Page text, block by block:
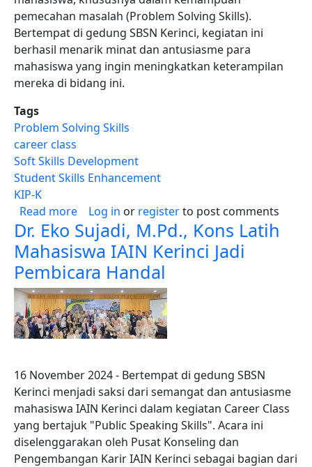
pemecahan masalah (Problem Solving Skills).
Bertempat di gedung SBSN Kerinci, kegiatan ini
berhasil menarik minat dan antusiasme para
mahasiswa yang ingin meningkatkan keterampilan
mereka di bidang ini.
Tags
Problem Solving Skills
career class
Soft Skills Development
Student Skills Enhancement
KIP-K
Read moreabout Asah Otak, Cerahkan Masa Depan!
Log in or registerto post comments
Dr. Eko Sujadi, M.Pd., Kons Latih
Mahasiswa IAIN Kerinci Jadi
Pembicara Handal
16 November 2024 - Bertempat di gedung SBSN
Kerinci menjadi saksi dari semangat dan antusiasme
mahasiswa IAIN Kerinci dalam kegiatan Career Class
yang bertajuk "Public Speaking Skills". Acara ini
diselenggarakan oleh Pusat Konseling dan
Pengembangan Karir IAIN Kerinci sebagai bagian dari